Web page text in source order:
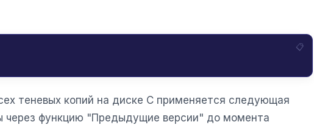
теневых копий на диске C применяется следующая
через функцию "Предыдущие версии" до момента